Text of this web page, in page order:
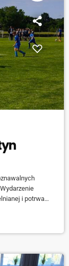
i potrwa
14.00.